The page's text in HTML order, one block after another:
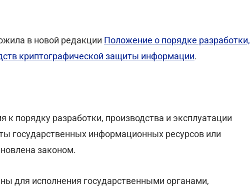
в новой редакции Положение о порядке разработки,
криптографической защиты информации.
порядку разработки, производства и эксплуатации
государственных информационных ресурсов или
законом.
для исполнения государственными органами,